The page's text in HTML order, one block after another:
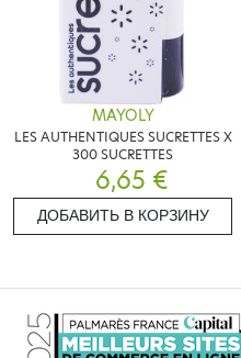
MAYOLY
LES AUTHENTIQUES SUCRETTES X
300 SUCRETTES
6,65 €
ДОБАВИТЬ В КОРЗИНУ